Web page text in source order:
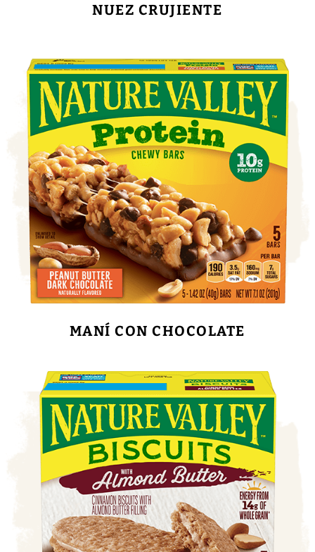
NUEZ CRUJIENTE
MANÍ CON CHOCOLATE